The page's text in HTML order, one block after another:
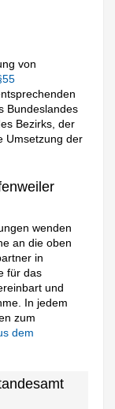
von
Bundeslandes
Bezirks, der
Umsetzung der
wenden
an die oben
in
für das
und
In jedem
zum
dem